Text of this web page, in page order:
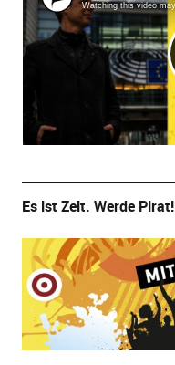
Es ist Zeit. Werde Pirat!